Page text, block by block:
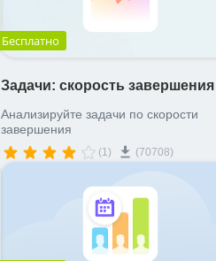
Бесплатно
Задачи: скорость завершения
Анализируйте задачи по скорости
завершения
(1) (70708)